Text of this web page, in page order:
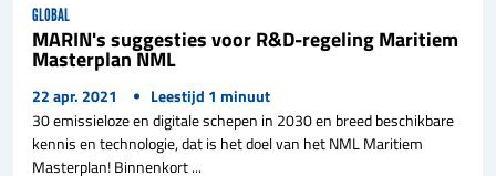
GLOBAL
MARIN's suggesties voor R&D-regeling Maritiem
Masterplan NML
22 apr. 2021 Leestijd 1 minuut
30 emissieloze en digitale schepen in 2030 en breed beschikbare
kennis en technologie, dat is het doel van het NML Maritiem
Masterplan! Binnenkort ...